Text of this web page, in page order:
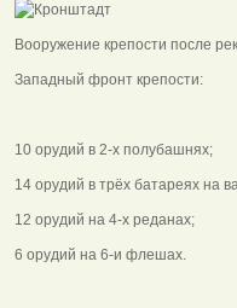
Вооружение крепости после
Западный фронт крепости:
10 орудий в 2-х полубашнях;
14 орудий в трёх батареях на
12 орудий на 4-х реданах;
6 орудий на 6-и флешах.